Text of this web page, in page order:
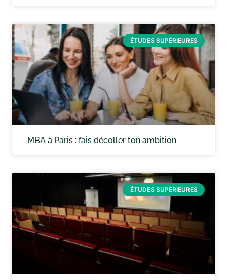
ÉTUDES SUPÉRIEURES
MBA à Paris : fais décoller ton ambition
ÉTUDES SUPÉRIEURES